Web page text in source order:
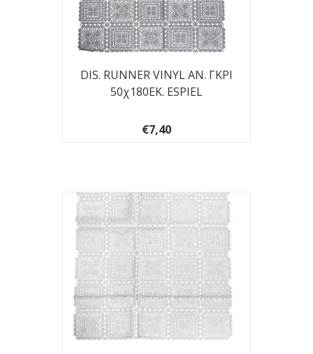
DIS. RUNNER VINYL ΑΝ. ΓΚΡΙ
50χ180ΕΚ. ESPIEL
€7,40